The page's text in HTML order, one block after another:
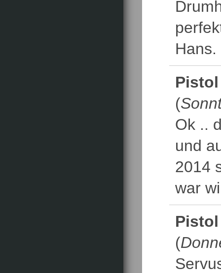
Hans.
(
Ok ..
und
2014
war
(